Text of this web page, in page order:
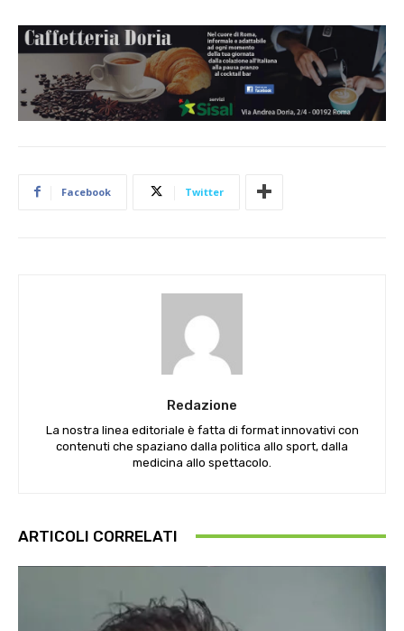
Facebook Twitter
Redazione
La nostra linea editoriale è fatta di format innovativi con
contenuti che spaziano dalla politica allo sport, dalla
medicina allo spettacolo.
ARTICOLI CORRELATI